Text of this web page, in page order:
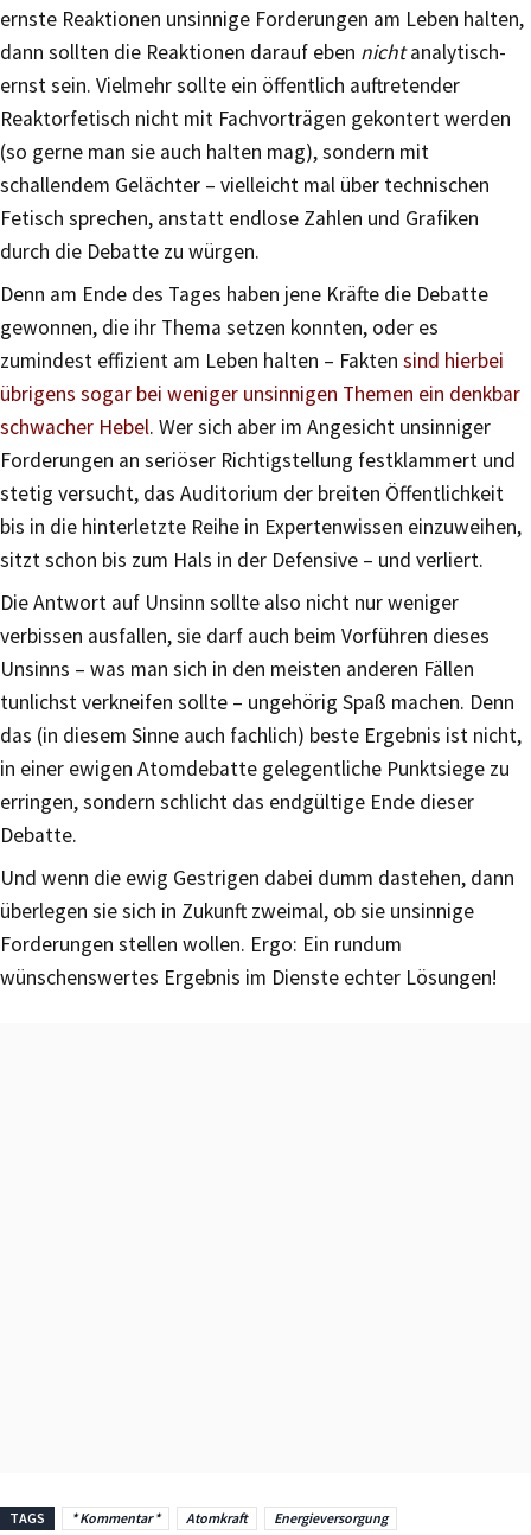
ernste Reaktionen unsinnige Forderungen am Leben halten,
dann sollten die Reaktionen darauf eben nichtanalytisch-
ernst sein. Vielmehr sollte ein öffentlich auftretender
Reaktorfetisch nicht mit Fachvorträgen gekontert werden
(so gerne man sie auch halten mag), sondern mit
schallendem Gelächter – vielleicht mal über technischen
Fetisch sprechen, anstatt endlose Zahlen und Grafiken
durch die Debatte zu würgen.
Denn am Ende des Tages haben jene Kräfte die Debatte
gewonnen, die ihr Thema setzen konnten, oder es
zumindest effizient am Leben halten – Fakten sind hierbei
übrigens sogar bei weniger unsinnigen Themen ein denkbar
schwacher Hebel. Wer sich aber im Angesicht unsinniger
Forderungen an seriöser Richtigstellung festklammert und
stetig versucht, das Auditorium der breiten Öffentlichkeit
bis in die hinterletzte Reihe in Expertenwissen einzuweihen,
sitzt schon bis zum Hals in der Defensive – und verliert.
Die Antwort auf Unsinn sollte also nicht nur weniger
verbissen ausfallen, sie darf auch beim Vorführen dieses
Unsinns – was man sich in den meisten anderen Fällen
tunlichst verkneifen sollte – ungehörig Spaß machen. Denn
das (in diesem Sinne auch fachlich) beste Ergebnis ist nicht,
in einer ewigen Atomdebatte gelegentliche Punktsiege zu
erringen, sondern schlicht das endgültige Ende dieser
Debatte.
Und wenn die ewig Gestrigen dabei dumm dastehen, dann
überlegen sie sich in Zukunft zweimal, ob sie unsinnige
Forderungen stellen wollen. Ergo: Ein rundum
wünschenswertes Ergebnis im Dienste echter Lösungen!
TAGS * Kommentar * Atomkraft
Energieversorgung